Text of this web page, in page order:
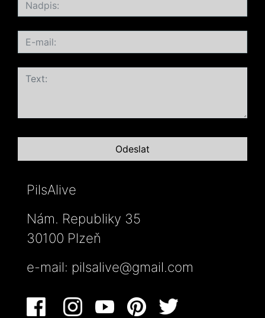
PilsAlive
Nám. Republiky 35
30100 Plzeň
e-mail: pilsalive@gmail.com